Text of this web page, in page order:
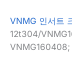
VNMG 인서트
12t304/
VNMG160408;